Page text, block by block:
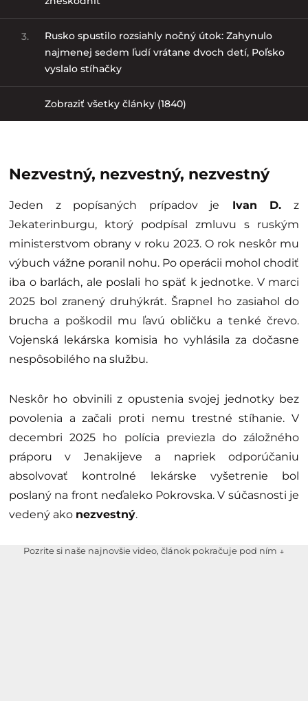
3.
Rusko spustilo rozsiahly nočný útok: Zahynulo
najmenej sedem ľudí vrátane dvoch detí, Poľsko
vyslalo stíhačky
Zobraziť všetky články (1840)
Nezvestný, nezvestný, nezvestný
Jeden z popísaných prípadov je Ivan D. z
Jekaterinburgu, ktorý podpísal zmluvu s ruským
ministerstvom obrany v roku 2023. O rok neskôr mu
výbuch vážne poranil nohu. Po operácii mohol chodiť
iba o barlách, ale poslali ho späť k jednotke. V marci
2025 bol zranený druhýkrát. Šrapnel ho zasiahol do
brucha a poškodil mu ľavú obličku a tenké črevo.
Vojenská lekárska komisia ho vyhlásila za dočasne
nespôsobilého na službu.
Neskôr ho obvinili z opustenia svojej jednotky bez
povolenia a začali proti nemu trestné stíhanie. V
decembri 2025 ho polícia previezla do záložného
práporu v Jenakijeve a napriek odporúčaniu
absolvovať kontrolné lekárske vyšetrenie bol
poslaný na front neďaleko Pokrovska. V súčasnosti je
vedený ako nezvestný.
Pozrite si naše najnovšie video, článok pokračuje pod ním ↓